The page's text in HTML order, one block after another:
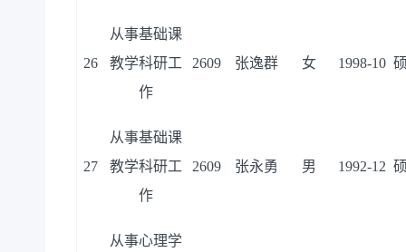
26
从事基础课
教学科研工
作
2609 张逸群 女 1998-10
27
从事基础课
教学科研工
作
2609 张永勇 男 1992-12
从事心理学